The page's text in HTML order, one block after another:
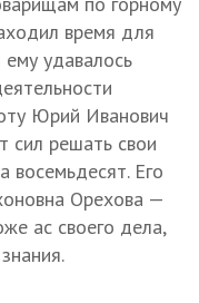
время для
удавалось
Юрий Иванович
сил решать свои
Его
Орехова —
ас своего дела,